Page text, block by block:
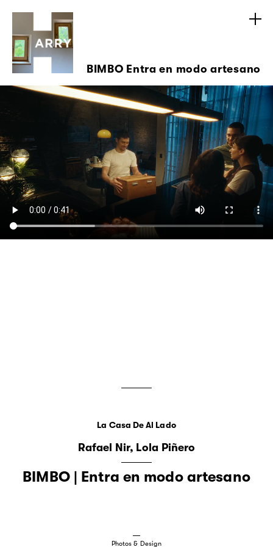
BIMBO Entra en modo artesano
La Casa De Al Lado
Rafael Nir Lola Piñero
BIMBO | Entra en modo artesano
Photos & Design